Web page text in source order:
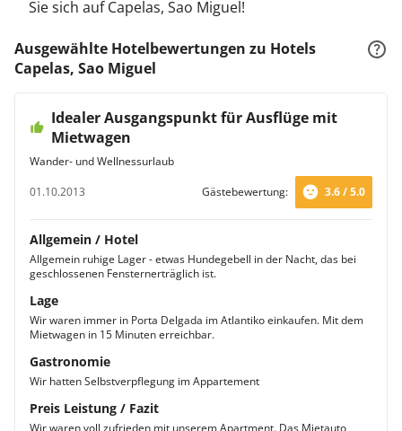
Sie sich auf Capelas, Sao Miguel!
Ausgewählte Hotelbewertungen zu Hotels
Capelas, Sao Miguel
Idealer Ausgangspunkt für Ausflüge mit
Mietwagen
Wander- und Wellnessurlaub
01.10.2013
Gästebewertung: 3.6 / 5.0
Allgemein / Hotel
Allgemein ruhige Lager - etwas Hundegebell in der Nacht, das bei
geschlossenen Fensternerträglich ist.
Lage
Wir waren immer in Porta Delgada im Atlantiko einkaufen. Mit dem
Mietwagen in 15 Minuten erreichbar.
Gastronomie
Wir hatten Selbstverpflegung im Appartement
Preis Leistung / Fazit
Wir waren voll zufrieden mit unserem Apartment. Das Mietauto